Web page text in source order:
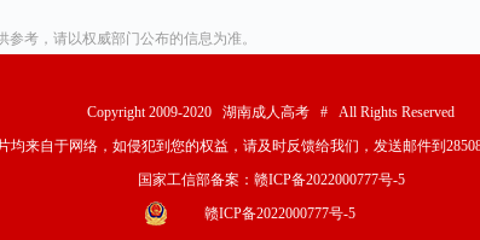
考，请以权威部门公布的信息为准。
Copyright 2009-2020 湖南成人高考 # All Rights Reserved
来自于网络，如侵犯到您的权益，请及时反馈给我们，发送邮件到
国家工信部备案： 赣ICP备2022000777号-5
赣ICP备2022000777号-5